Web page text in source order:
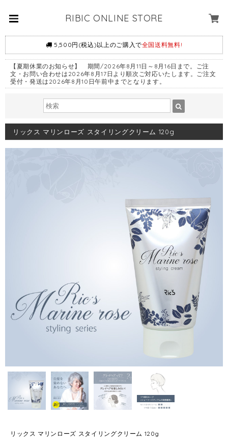
RIBIC ONLINE STORE
5,500円(税込)以上のご購入で全国送料無料!
【夏期休業のお知らせ】 期間/2026年8月11日～8月16日まで。ご注
文・お問い合わせは2026年8月17日より順次ご対応いたします。ご注文
受付・発送は2026年8月10日午前中までとなります。
リックス マリンローズ スタイリングクリーム 120g
リックス マリンローズ スタイリングクリーム 120g